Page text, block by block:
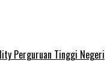
Perguruan Tinggi Negeri